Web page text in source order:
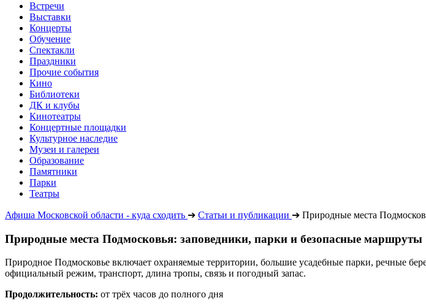
Встречи
Выставки
Концерты
Обучение
Спектакли
Праздники
Прочие события
Кино
Библиотеки
ДК и клубы
Кинотеатры
Концертные площадки
Культурное наследие
Музеи и галереи
Образование
Памятники
Парки
Театры
Афиша Московской области - куда сходить ➔ Статьи и публикации ➔ Природные места
Природные места Подмосковья: заповедники, парки и безопасные маршруты
Природное Подмосковье включает охраняемые территории, большие усадебные парки, речные
официальный режим, транспорт, длина тропы, связь и погодный запас.
Продолжительность: от трёх часов до полного дня